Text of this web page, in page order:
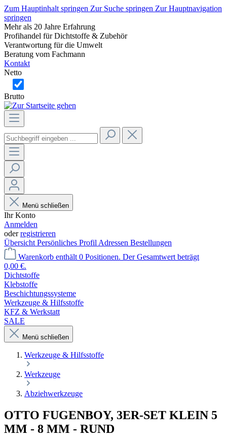
Zum Hauptinhalt springen Zur Suche springen Zur Hauptnavigation
springen
Mehr als 20 Jahre Erfahrung
Profihandel für Dichtstoffe & Zubehör
Verantwortung für die Umwelt
Beratung vom Fachmann
Kontakt
Netto
Brutto
Menü schließen
Ihr Konto
Anmelden
oderregistrieren
Übersicht Persönliches Profil Adressen Bestellungen
Warenkorb enthält 0 Positionen. Der Gesamtwert beträgt
0,00 €.
Dichtstoffe
Klebstoffe
Beschichtungssysteme
Werkzeuge & Hilfsstoffe
KFZ & Werkstatt
SALE
Menü schließen
Werkzeuge & Hilfsstoffe
Werkzeuge
Abziehwerkzeuge
OTTO FUGENBOY, 3ER-SET KLEIN 5
MM - 8 MM - RUND